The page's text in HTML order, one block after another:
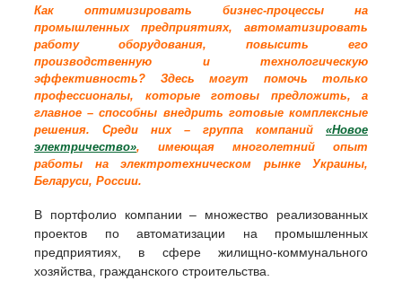
Как оптимизировать бизнес-процессы на
промышленных предприятиях, автоматизировать
работу оборудования, повысить его
производственную и технологическую
эффективность? Здесь могут помочь только
профессионалы, которые готовы предложить, а
главное – способны внедрить готовые комплексные
решения. Среди них – группа компаний «Новое
электричество», имеющая многолетний опыт
работы на электротехническом рынке Украины,
Беларуси, России.
В портфолио компании – множество реализованных
проектов по автоматизации на промышленных
предприятиях, в сфере жилищно-коммунального
хозяйства, гражданского строительства.